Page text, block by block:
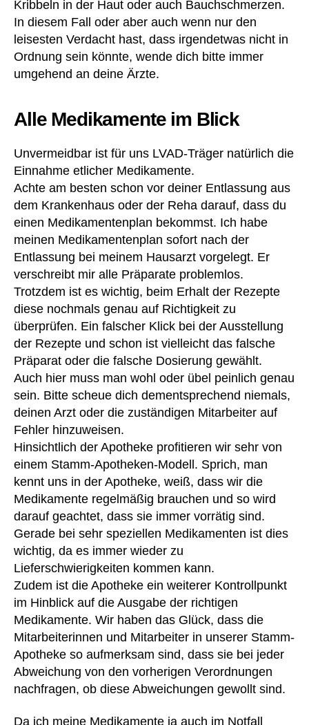
Kribbeln in der Haut oder auch Bauchschmerzen.
In diesem Fall oder aber auch wenn nur den
leisesten Verdacht hast, dass irgendetwas nicht in
Ordnung sein könnte, wende dich bitte immer
umgehend an deine Ärzte.
Alle Medikamente im Blick
Unvermeidbar ist für uns LVAD-Träger natürlich die
Einnahme etlicher Medikamente.
Achte am besten schon vor deiner Entlassung aus
dem Krankenhaus oder der Reha darauf, dass du
einen Medikamentenplan bekommst. Ich habe
meinen Medikamentenplan sofort nach der
Entlassung bei meinem Hausarzt vorgelegt. Er
verschreibt mir alle Präparate problemlos.
Trotzdem ist es wichtig, beim Erhalt der Rezepte
diese nochmals genau auf Richtigkeit zu
überprüfen. Ein falscher Klick bei der Ausstellung
der Rezepte und schon ist vielleicht das falsche
Präparat oder die falsche Dosierung gewählt.
Auch hier muss man wohl oder übel peinlich genau
sein. Bitte scheue dich dementsprechend niemals,
deinen Arzt oder die zuständigen Mitarbeiter auf
Fehler hinzuweisen.
Hinsichtlich der Apotheke profitieren wir sehr von
einem Stamm-Apotheken-Modell. Sprich, man
kennt uns in der Apotheke, weiß, dass wir die
Medikamente regelmäßig brauchen und so wird
darauf geachtet, dass sie immer vorrätig sind.
Gerade bei sehr speziellen Medikamenten ist dies
wichtig, da es immer wieder zu
Lieferschwierigkeiten kommen kann.
Zudem ist die Apotheke ein weiterer Kontrollpunkt
im Hinblick auf die Ausgabe der richtigen
Medikamente. Wir haben das Glück, dass die
Mitarbeiterinnen und Mitarbeiter in unserer Stamm-
Apotheke so aufmerksam sind, dass sie bei jeder
Abweichung von den vorherigen Verordnungen
nachfragen, ob diese Abweichungen gewollt sind.
Da ich meine Medikamente ja auch im Notfall
a
,
A
nt
ra
g,
A
nt
rä
e,
A